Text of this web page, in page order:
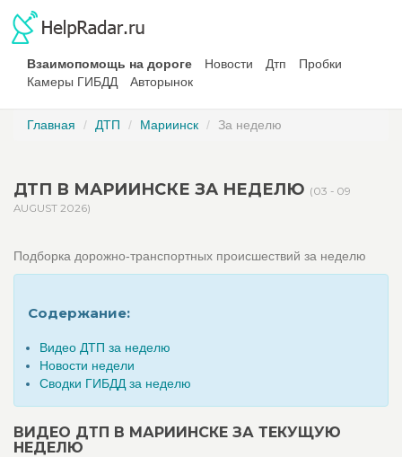
Взаимопомощь на дороге Новости Дтп
Пробки
Камеры ГИБДД
Авторынок
Главная ДТП Мариинск За неделю
ДТП В МАРИИНСКЕ ЗА НЕДЕЛЮ (03 - 09
AUGUST 2026)
Подборка дорожно-транспортных происшествий за неделю
Содержание:
Видео ДТП за неделю
Новости недели
Сводки ГИБДД за неделю
ВИДЕО ДТП В МАРИИНСКЕ ЗА ТЕКУЩУЮ
НЕДЕЛЮ